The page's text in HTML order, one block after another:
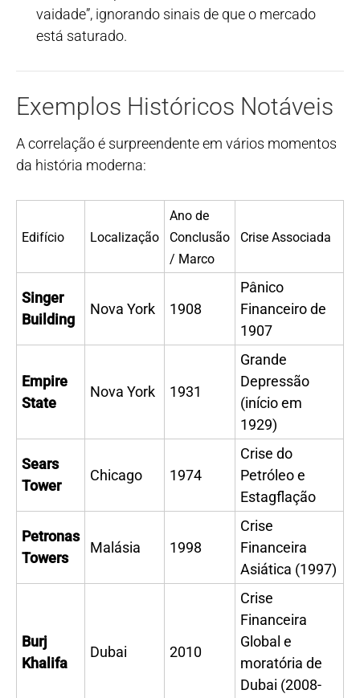
vaidade”, ignorando sinais de que o mercado
está saturado.
Exemplos Históricos Notáveis
A correlação é surpreendente em vários momentos
da história moderna:
Edifício Localização
Ano de
Conclusão
/ Marco
Crise Associada
Singer
Building
Nova York 1908
Pânico
Financeiro de
1907
Empire
State
Nova York 1931
Grande
Depressão
(início em
1929)
Sears
Tower
Chicago 1974
Crise do
Petróleo e
Estagflação
Petronas
Towers
Malásia 1998
Crise
Financeira
Asiática (1997)
Burj
Khalifa
Dubai 2010
Crise
Financeira
Global e
moratória de
Dubai (2008-